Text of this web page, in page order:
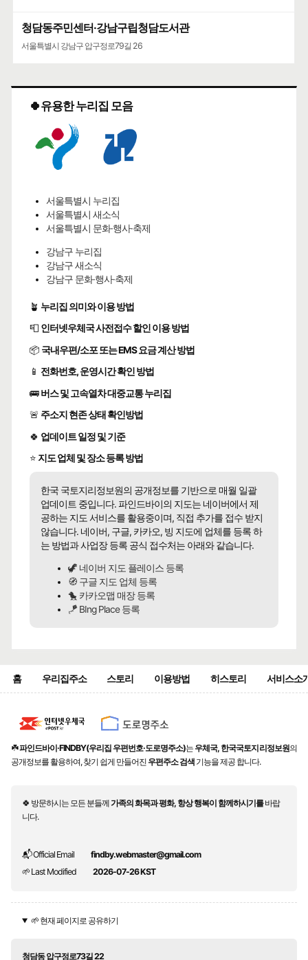
청담동주민센터·강남구립청담도서관
서울특별시 강남구 압구정로79길 26
🍀유용한 누리집 모음
서울특별시 누리집
서울특별시 새소식
서울특별시 문화·행사·축제
강남구 누리집
강남구 새소식
강남구 문화·행사·축제
🪴 누리집 의미와 이용 방법
📮 인터넷우체국 사전접수 할인 이용 방법
📦 국내우편/소포 또는 EMS 요금 계산 방법
📱 전화번호, 운영시간 확인 방법
🚌버스 및 고속열차 대중교통 누리집
🚨 주소지 현존 상태 확인방법
🍀 업데이트 일정 및 기준
⭐ 지도 업체 및 장소 등록 방법
한국 국토지리정보원의 공개정보를 기반으로 매월 일괄
업데이트 중입니다. 파인드바이의 지도는 네이버에서 제
공하는 지도 서비스를 활용중이며, 직접 추가를 접수 받지
않습니다. 네이버, 구글, 카카오, 빙 지도에 업체를 등록 하
는 방법과 사업장 등록 공식 접수처는 아래와 같습니다.
🦖 네이버 지도 플레이스 등록
🧭 구글 지도 업체 등록
🐤 카카오맵 매장 등록
🪁 BIng Place 등록
홈 우리집주소 스토리 이용방법 히스토리 서비스소
☘️파인드바이·FINDBY(우리집 우편번호·도로명주소)는 우체국, 한국국토지리정보원의
공개정보를 활용하여, 찾기 쉽게 만들어진 우편주소 검색 기능을 제공 합니다.
🍀 방문하시는 모든 분들께가족의 화목과 평화, 항상 행복이 함께하시기를바랍
니다.
📬 Official Email
findby.webmaster@gmail.com
🌱 Last Modified
2026-07-26 KST
🌱 현재 페이지로 공유하기
청담동 압구정로73길 22